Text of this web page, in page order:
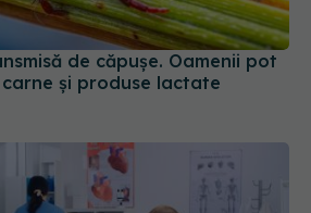
de căpușe. Oamenii pot
carne și produse lactate